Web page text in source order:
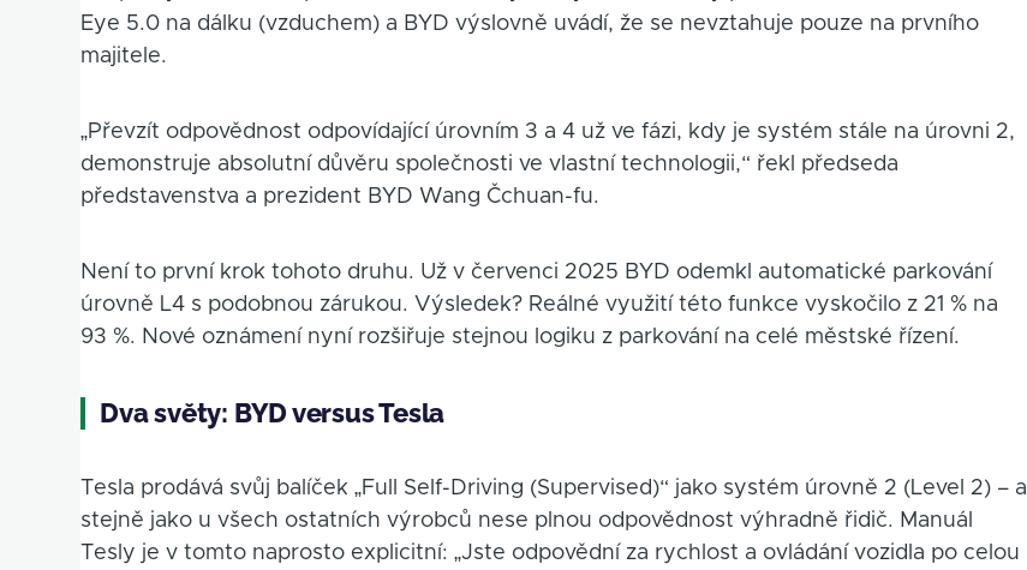
Eye 5.0 na dálku (vzduchem) a BYD výslovně uvádí, že se nevztahuje pouze na prvního
majitele.
„Převzít odpovědnost odpovídající úrovním 3 a 4 už ve fázi, kdy je systém stále na úrovni 2,
demonstruje absolutní důvěru společnosti ve vlastní technologii,“ řekl předseda
představenstva a prezident BYD Wang Čchuan-fu.
Není to první krok tohoto druhu. Už v červenci 2025 BYD odemkl automatické parkování
úrovně L4 s podobnou zárukou. Výsledek? Reálné využití této funkce vyskočilo z 21 % na
93 %. Nové oznámení nyní rozšiřuje stejnou logiku z parkování na celé městské řízení.
Dva světy: BYD versus Tesla
Tesla prodává svůj balíček „Full Self-Driving (Supervised)“ jako systém úrovně 2 (Level 2) – a
stejně jako u všech ostatních výrobců nese plnou odpovědnost výhradně řidič. Manuál
Tesly je v tomto naprosto explicitní: „Jste odpovědní za rychlost a ovládání vozidla po celou